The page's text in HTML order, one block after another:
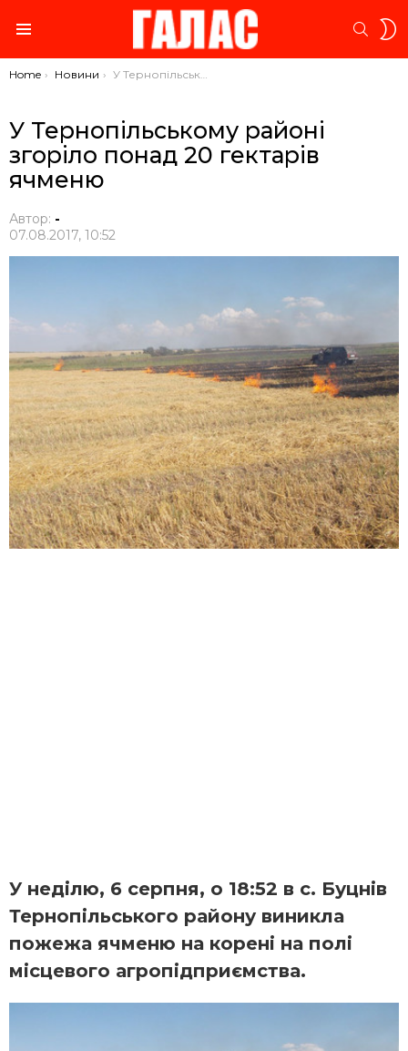
You are here:
Home Новини У Тернопільському районі згоріло понад 20 гектарів ячменю
У Тернопільському районі
згоріло понад 20 гектарів
ячменю
Автор: -
07.08.2017, 10:52
У неділю, 6 серпня, о 18:52 в с. Буцнів
Тернопільського району виникла
пожежа ячменю на корені на полі
місцевого агропідприємства.